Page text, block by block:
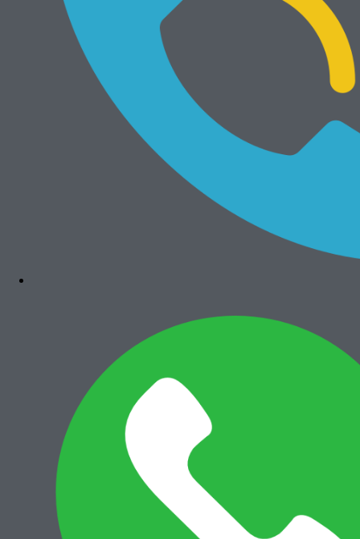
Rumah yang ditawarkan, adalah mungkin yang Anda cari.
Sudah ada gazebo / saung bambu di depannya, tanaman hijau di
bawahnya, tinggi bebas banjir, sebrang rindang teduh pohon cerry.
Belakang sudah tutup + washtafle. All, sudah mengakomodir
harapan kita diatas.
Di teras bisa bersantai nyaman dengan keluarga. Harmonisasi dingin
(keramik) dan hangat (bambu) dipercaya dapat menetralisir aura2
negatif tubuh kita. Hawa segar pagi dari tanaman hijau & pohon
cerry dapat memberi semangat baru dipagi hari. Tanaman air di
tembok lesehan kanan (plan) dapat memadu membawa ke suasana
hijau perkampungan. (plan) Air mengalir turun berkilauan di dinding
kiri dengan batu alam + lampu sorot, serta kolam ikan hias
dibawahnya yang dihiasi tanaman bambu air dan tongkang
pancuran bambu yang menghasilkan gemericik air + guyuran
konstan, dapat memberikan nuansa hidup dan memberikan
kepuasan tersendiri bagi penghuninya, memanjakan mata dan
Minat serius, call di 081323531719.
Related Posts